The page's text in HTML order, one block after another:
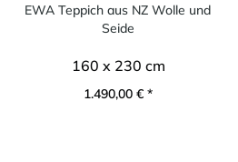
EWA Teppich aus NZ Wolle und
Seide
160 x 230 cm
1.490,00 € *